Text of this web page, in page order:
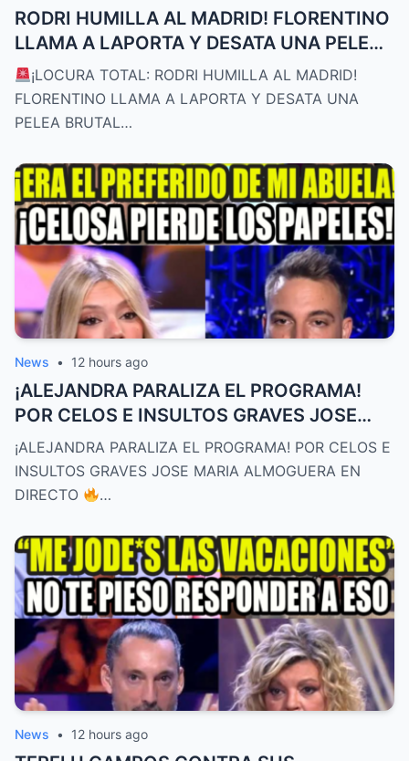
RODRI HUMILLA AL MADRID! FLORENTINO
LLAMA A LAPORTA Y DESATA UNA PELEA
BRUTAL
¡LOCURA TOTAL: RODRI HUMILLA AL MADRID!
FLORENTINO LLAMA A LAPORTA Y DESATA UNA
PELEA BRUTAL…
News • 12 hours ago
¡ALEJANDRA PARALIZA EL PROGRAMA!
POR CELOS E INSULTOS GRAVES JOSE
MARIA ALMOGUERA EN DIRECTO
¡ALEJANDRA PARALIZA EL PROGRAMA! POR CELOS E
INSULTOS GRAVES JOSE MARIA ALMOGUERA EN
DIRECTO
…
News • 12 hours ago